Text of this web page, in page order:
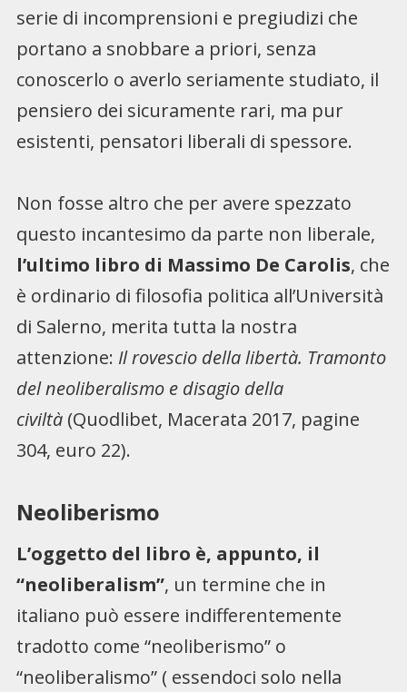
serie di incomprensioni e pregiudizi che
portano a snobbare a priori, senza
conoscerlo o averlo seriamente studiato, il
pensiero dei sicuramente rari, ma pur
esistenti, pensatori liberali di spessore.
Non fosse altro che per avere spezzato
questo incantesimo da parte non liberale,
l’ultimo libro di Massimo De Carolis, che
è ordinario di filosofia politica all’Università
di Salerno, merita tutta la nostra
attenzione: Il rovescio della libertà. Tramonto
del neoliberalismo e disagio della
civiltà(Quodlibet, Macerata 2017, pagine
304, euro 22).
Neoliberismo
L’oggetto del libro è, appunto, il
“neoliberalism”, un termine che in
italiano può essere indifferentemente
tradotto come “neoliberismo” o
“neoliberalismo” ( essendoci solo nella